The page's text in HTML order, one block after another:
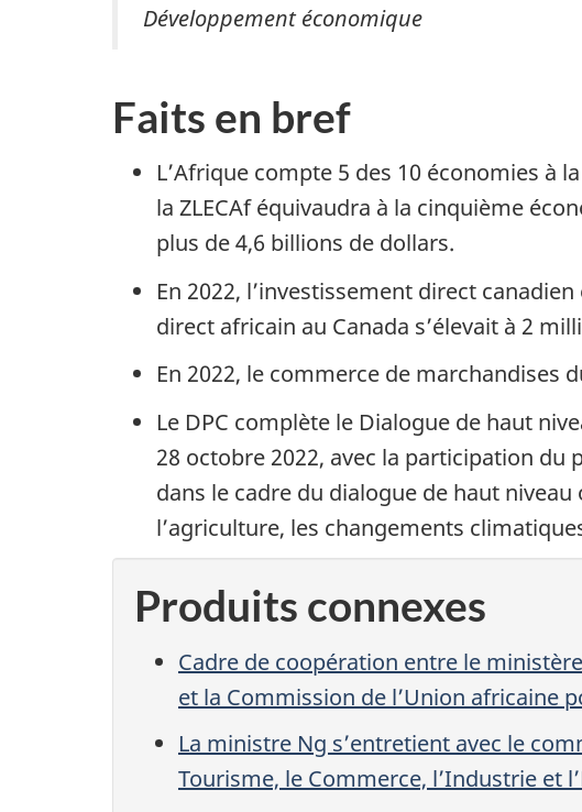
Développement économique
Faits en bref
L’Afrique compte 5 des 10 économies à
la ZLECAf équivaudra à la cinquième
plus de 4,6 billions de dollars.
En 2022, l’investissement direct
direct africain au Canada s’élevait à 2
En 2022, le commerce de marchandises
Le DPC complète le Dialogue de haut
28 octobre 2022, avec la participation du
dans le cadre du dialogue de haut
l’agriculture, les changements
Produits connexes
Cadre de coopération entre le
et la Commission de l’Union africaine
La ministre Ng s’entretient avec le
Tourisme, le Commerce, l’Industrie et